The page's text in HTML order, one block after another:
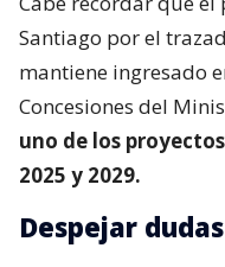
Santiago por el
mantiene ingresado
Concesiones del
uno de los
2025 y 2029.
Despejar dudas